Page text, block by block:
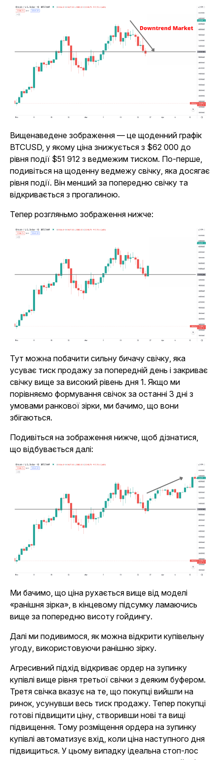
Вищенаведене зображення — це щоденний графік
BTCUSD, у якому ціна знижується з $62 000 до
рівня події $51 912 з ведмежим тиском. По-перше,
подивіться на щоденну ведмежу свічку, яка досягає
рівня події. Він менший за попередню свічку та
відкривається з прогалиною.
Тепер розгляньмо зображення нижче:
Тут можна побачити сильну бичачу свічку, яка
усуває тиск продажу за попередній день і закриває
свічку вище за високий рівень дня 1. Якщо ми
порівняємо формування свічок за останні 3 дні з
умовами ранкової зірки, ми бачимо, що вони
збігаються.
Подивіться на зображення нижче, щоб дізнатися,
що відбувається далі:
Ми бачимо, що ціна рухається вище від моделі
«ранішня зірка», в кінцевому підсумку ламаючись
вище за попередню висоту гойдингу.
Далі ми подивимося, як можна відкрити купівельну
угоду, використовуючи ранішню зірку.
Агресивний підхід відкриває ордер на зупинку
купівлі вище рівня третьої свічки з деяким буфером.
Третя свічка вказує на те, що покупці вийшли на
ринок, усунувши весь тиск продажу. Тепер покупці
готові підвищити ціну, створивши нові та вищі
підвищення. Тому розміщення ордера на зупинку
купівлі автоматизує вхід, коли ціна наступного дня
підвищиться. У цьому випадку ідеальна стоп-лос